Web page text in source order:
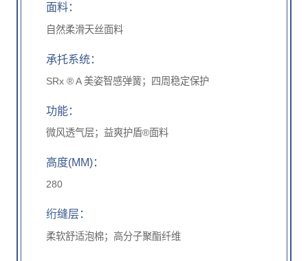
面料：
自然柔滑天丝面料
承托系统：
SRx ® A 美姿智感弹簧；四周稳定保护
功能：
微风透气层；益爽护盾®面料
高度(MM)：
280
绗缝层：
柔软舒适泡棉；高分子聚酯纤维